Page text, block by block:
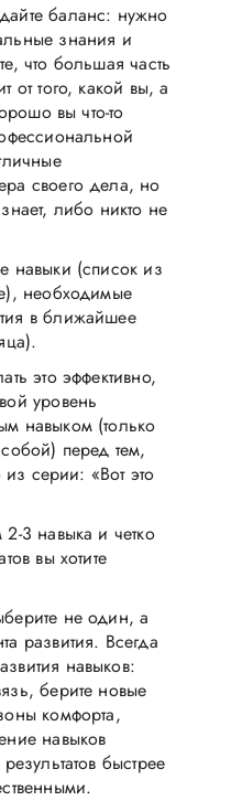
баланс: нужно
знания и
что большая часть
от того, какой вы, а
вы что-то
своего дела, но
либо никто не
навыки (список из
необходимые
в ближайшее
это эффективно,
уровень
навыком (только
перед тем,
из серии: «Вот это
3 навыка и четко
вы хотите
не один, а
развития. Всегда
навыков:
берите новые
комфорта,
навыков
быстрее